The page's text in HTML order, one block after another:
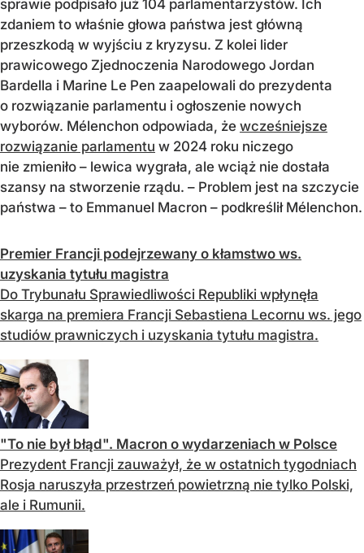
sprawie podpisało już 104 parlamentarzystów. Ich
zdaniem to właśnie głowa państwa jest główną
przeszkodą w wyjściu z kryzysu. Z kolei lider
prawicowego Zjednoczenia Narodowego Jordan
Bardella i Marine Le Pen zaapelowali do prezydenta
o rozwiązanie parlamentu i ogłoszenie nowych
wyborów. Mélenchon odpowiada, że wcześniejsze
rozwiązanie parlamentu w 2024 roku niczego
nie zmieniło – lewica wygrała, ale wciąż nie dostała
szansy na stworzenie rządu. – Problem jest na szczycie
państwa – to Emmanuel Macron – podkreślił Mélenchon.
Premier Francji podejrzewany o kłamstwo ws.
uzyskania tytułu magistra
Do Trybunału Sprawiedliwości Republiki wpłynęła
skarga na premiera Francji Sebastiena Lecornu ws. jego
studiów prawniczych i uzyskania tytułu magistra.
"To nie był błąd". Macron o wydarzeniach w Polsce
Prezydent Francji zauważył, że w ostatnich tygodniach
Rosja naruszyła przestrzeń powietrzną nie tylko Polski,
ale i Rumunii.